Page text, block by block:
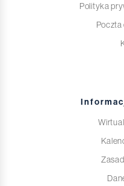
Polityka
Poczta